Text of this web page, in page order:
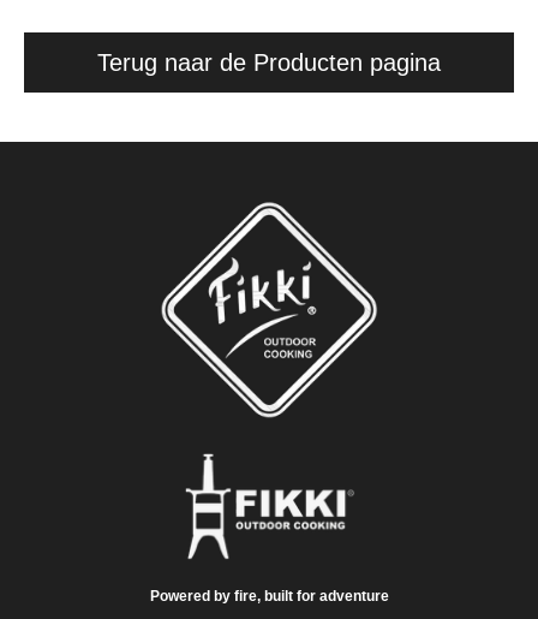
Terug naar de Producten pagina
Powered by fire, built for adventure